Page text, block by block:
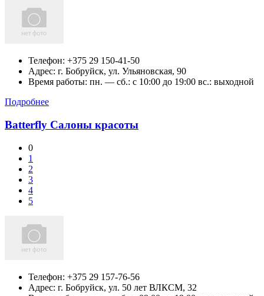
Телефон: +375 29 150-41-50
Адрес: г. Бобруйск, ул. Ульяновская, 90
Время работы: пн. — сб.: c 10:00 до 19:00 вс.: выходной
Подробнее
Batterfly Салоны красоты
0
1
2
3
4
5
Телефон: +375 29 157-76-56
Адрес: г. Бобруйск, ул. 50 лет ВЛКСМ, 32